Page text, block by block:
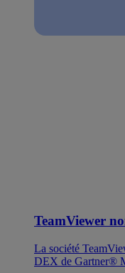
TeamViewer
La société
DEX de Gartner®